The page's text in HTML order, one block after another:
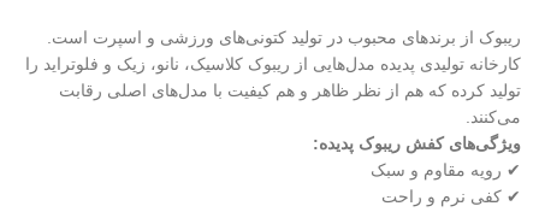
ریبوک از برندهای محبوب در تولید کتونی‌های ورزشی و اسپرت است.
کارخانه تولیدی پدیده مدل‌هایی از ریبوک کلاسیک، نانو، زیک و فلوتراید را
تولید کرده که هم از نظر ظاهر و هم کیفیت با مدل‌های اصلی رقابت
می‌کنند.
ویژگی‌های کفش ریبوک پدیده:
✔ رویه مقاوم و سبک
✔ کفی نرم و راحت